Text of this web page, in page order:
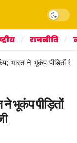
Dark
राजनीति
भारत ने भूकंप पीड़ितों के
भूकंप पीड़ितों